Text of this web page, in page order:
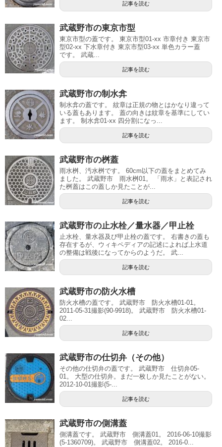
記事を読む
武蔵野市の東京市型
東京市型の蓋です。 東京市型01-xx 市章付き 東京市
型02-xx 下水章付き 東京市型03-xx 単色カラー蓋
です。 武蔵...
記事を読む
武蔵野市の制水弇
制水弇の蓋です。 紋章は正規の物とはかなり違って
いる蓋もあります。 蓋の向きは紋章を基準にしてい
ます。 制水弇01-xx 四分割になっ...
記事を読む
武蔵野市の桝蓋
雨水桝、汚水桝です。 60cm以下の蓋をまとめてみ
ました。 武蔵野市 雨水桝01。 「雨水」と表記され
た桝蓋はこの蓋しか見たことが...
記事を読む
武蔵野市の止水栓／量水器／甲止栓
止水栓、量水器及び甲止栓の蓋です。 右書きの蓋も
存在するが、ウィキペディアの記述によれば上水道
の整備は戦後になってからのようだ。 武...
記事を読む
武蔵野市の防火水槽
防火水槽の蓋です。 武蔵野市 防火水槽01-01。
2011-05-31撮影(90-9918)。 武蔵野市 防火水槽01-
02...
記事を読む
武蔵野市の仕切弁（その他）
その他の仕切弁の蓋です。 武蔵野市 仕切弁05-
01。 大型の仕切弁。まだ一枚しか見たことがない。
2012-10-01撮影(5-...
記事を読む
武蔵野市の側溝蓋
側溝蓋です。 武蔵野市 側溝蓋01。 2016-06-10撮影
(5-1360709)。 武蔵野市 側溝蓋02。 2016-0...